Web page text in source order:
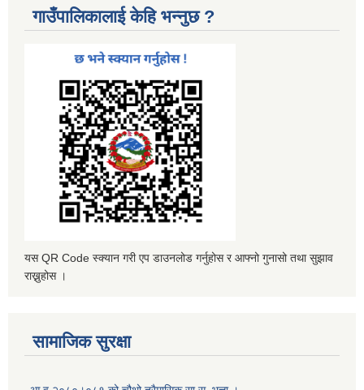
गाउँपालिकालाई केहि भन्नुछ ?
यस QR Code स्क्यान गरी एप डाउनलोड गर्नुहोस र आफ्नो गुनासो तथा सुझाव
राख्नुहोस ।
सामाजिक सुरक्षा